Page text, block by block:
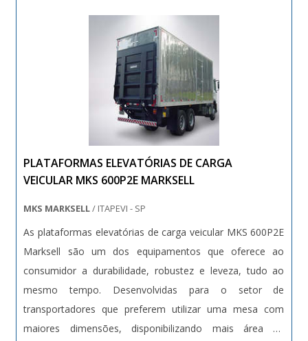
PLATAFORMAS ELEVATÓRIAS DE CARGA
VEICULAR MKS 600P2E MARKSELL
MKS MARKSELL/ ITAPEVI - SP
As plataformas elevatórias de carga veicular MKS 600P2E
Marksell são um dos equipamentos que oferece ao
consumidor a durabilidade, robustez e leveza, tudo ao
mesmo tempo. Desenvolvidas para o setor de
transportadores que preferem utilizar uma mesa com
maiores dimensões, disponibilizando mais área de